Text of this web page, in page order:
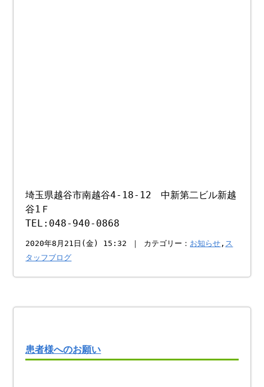
埼玉県越谷市南越谷4-18-12 中新第二ビル新越
谷1Ｆ
TEL:048-940-0868
2020年8月21日(金) 15:32 ｜ カテゴリー： お知らせ , ス
タッフブログ
患者様へのお願い